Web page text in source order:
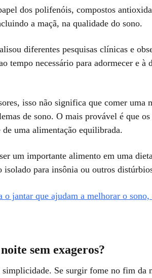
dos polifenóis, compostos
a maçã, na qualidade do sono.
diferentes pesquisas clínicas e
tempo necessário para adormecer e à
isso não significa que comer uma
de sono. O mais provável é que
uma alimentação equilibrada.
um importante alimento em uma
isolado para insônia ou outros
o jantar que ajudam a melhorar o sono,
sem exageros?
simplicidade. Se surgir fome no fim da